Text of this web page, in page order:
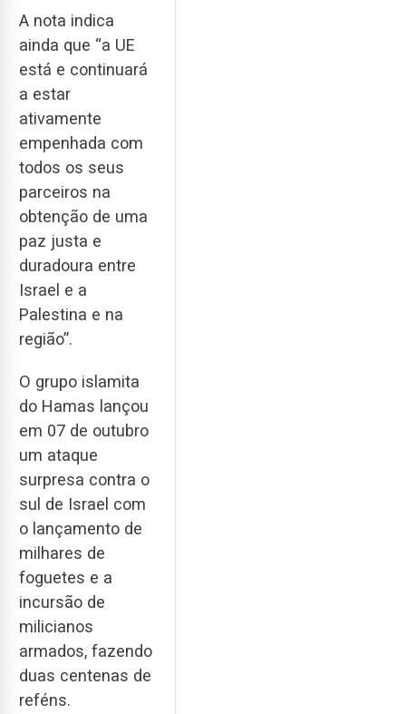
A nota indica
ainda que “a UE
está e continuará
a estar
ativamente
empenhada com
todos os seus
parceiros na
obtenção de uma
paz justa e
duradoura entre
Israel e a
Palestina e na
região”.
O grupo islamita
do Hamas lançou
em 07 de outubro
um ataque
surpresa contra o
sul de Israel com
o lançamento de
milhares de
foguetes e a
incursão de
milicianos
armados, fazendo
duas centenas de
reféns.